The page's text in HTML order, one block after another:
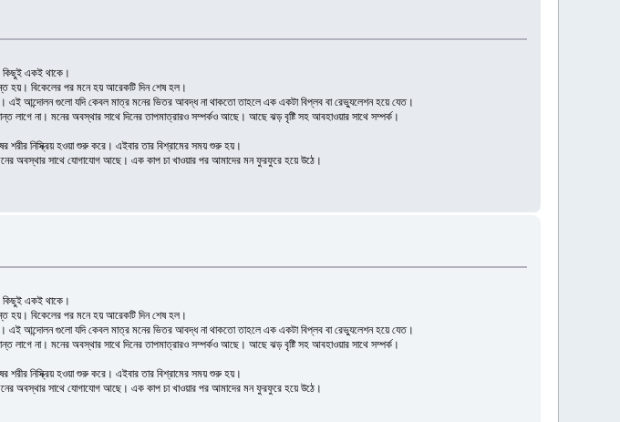
কিছুই একই থাকে।
হয়। বিকেলের পর মনে হয় আরেকটি দিন শেষ হল।
আন্দোলন গুলো যদি কেবল মাত্র মনের ভিতর আবদ্ধ না থাকতো তাহলে এক একটা বিপ্লব বা রেভ্যুলেশন হয়ে যেত।
না। মনের অবস্থার সাথে দিনের তাপমাত্রারও সম্পর্কও আছে। আছে ঝড় বৃষ্টি সহ আবহাওয়ার সাথে সম্পর্ক।
শরীর নিস্ক্রিয় হওয়া শুরু করে। এইবার তার বিশ্রামের সময় শুরু হয়।
অবস্থার সাথে যোগাযোগ আছে। এক কাপ চা খাওয়ার পর আমাদের মন ফুরফুরে হয়ে উঠে।
কিছুই একই থাকে।
হয়। বিকেলের পর মনে হয় আরেকটি দিন শেষ হল।
আন্দোলন গুলো যদি কেবল মাত্র মনের ভিতর আবদ্ধ না থাকতো তাহলে এক একটা বিপ্লব বা রেভ্যুলেশন হয়ে যেত।
না। মনের অবস্থার সাথে দিনের তাপমাত্রারও সম্পর্কও আছে। আছে ঝড় বৃষ্টি সহ আবহাওয়ার সাথে সম্পর্ক।
শরীর নিস্ক্রিয় হওয়া শুরু করে। এইবার তার বিশ্রামের সময় শুরু হয়।
অবস্থার সাথে যোগাযোগ আছে। এক কাপ চা খাওয়ার পর আমাদের মন ফুরফুরে হয়ে উঠে।